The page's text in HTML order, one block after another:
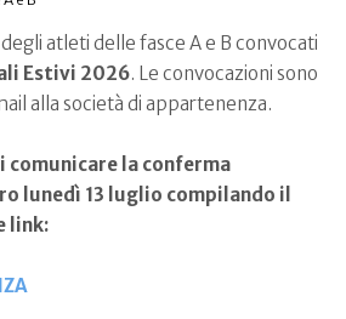
atleti delle fasce A e B convocati
Estivi 2026. Le convocazioni sono
alla società di appartenenza.
comunicare la conferma
lunedì 13 luglio compilando il
link: